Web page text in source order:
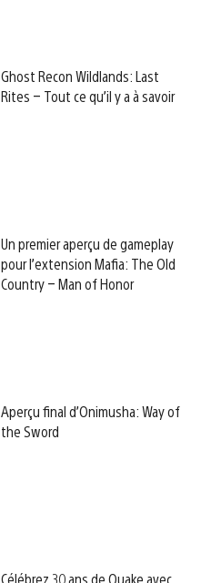
Ghost Recon Wildlands: Last
Rites – Tout ce qu’il y a à savoir
Un premier aperçu de gameplay
pour l’extension Mafia: The Old
Country – Man of Honor
Aperçu final d’Onimusha: Way of
the Sword
Célébrez 30 ans de Quake avec